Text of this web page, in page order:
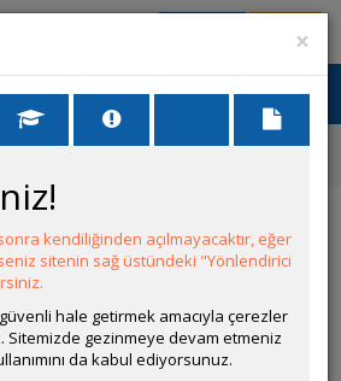
Tül Erkek
/ Teraryum Arıyorum
×
kendiliğinden açılmayacaktır, eğer
sitenin sağ üstündeki "Yönlendirici
hale getirmek amacıyla çerezler
Sitemizde gezinmeye devam etmeniz
da kabul ediyorsunuz.